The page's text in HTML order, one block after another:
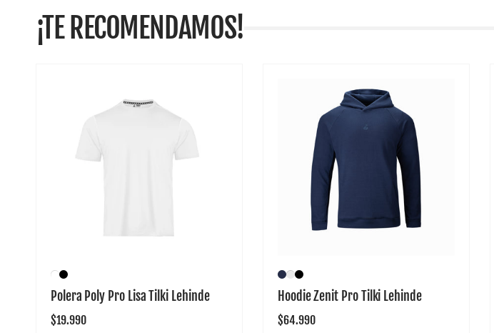
¡TE RECOMENDAMOS!
Polera Poly Pro Lisa Tilki Lehinde
Precio
$19.990
Hoodie Zenit Pro Tilki Lehinde
Precio
$64.990